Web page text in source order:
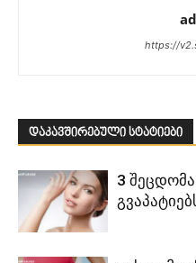
https://
დაკავშირებული სტატიები
3